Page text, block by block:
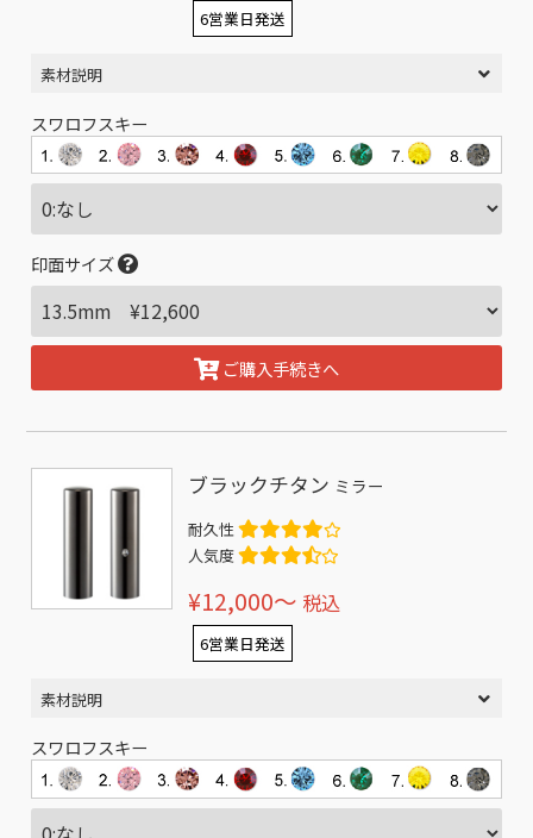
6営業日発送
素材説明
スワロフスキー
印面サイズ
ご購入手続きへ
ブラックチタン ミラー
耐久性
人気度
¥12,000〜 税込
6営業日発送
素材説明
スワロフスキー